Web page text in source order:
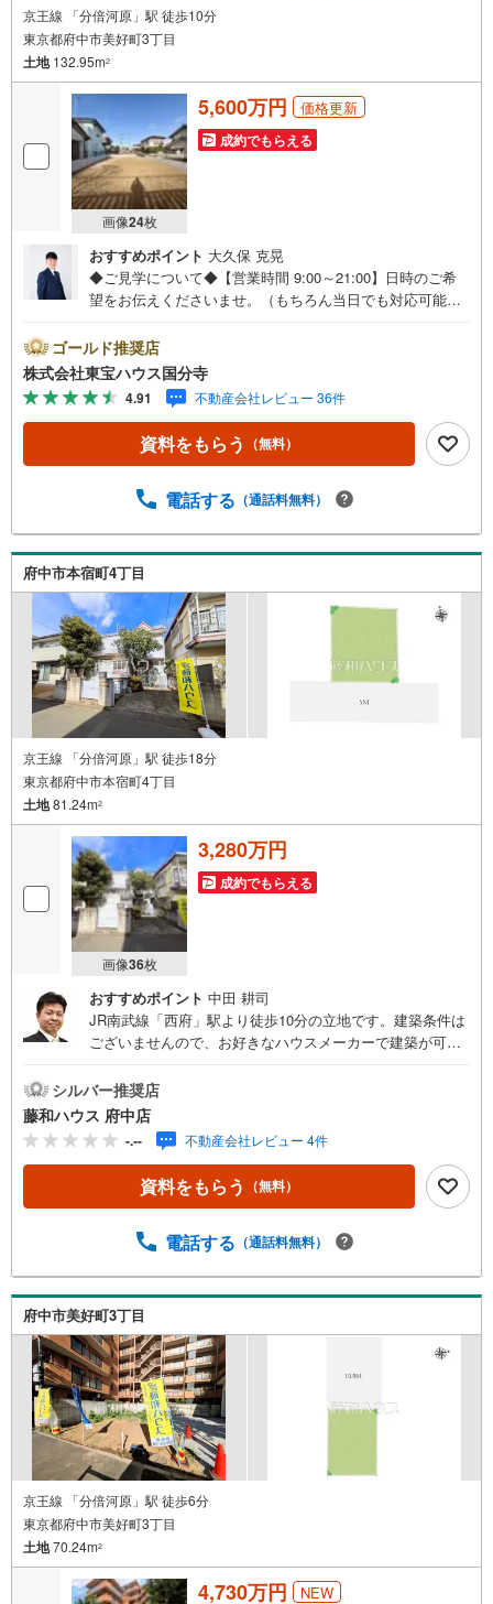
京王線 「分倍河原」駅 徒歩10分
東京都府中市美好町3丁目
土地132.95m2
画像24枚
5,600万円 価格更新
成約でもらえる
おすすめポイント 大久保 克晃
◆ご見学について◆【営業時間 9:00～21:00】日時のご希
望をお伝えくださいませ。（もちろん当日でも対応可能で
のご連絡をおすすめいたします。「室内・現地を見学す
る」ボタンよりご予約いただくと、スムーズにご案内可能
です。事前に鍵の手配や内覧準備が必要な場合がございま
すのでご了承ください。◆TOHO HOUSE CLUB◆弊社で売
買いただいたお客様はTOHO HOUSE CLUBにご加入いただ
けます。10～20、30年後のリフォーム、保険やローンの見
ご提供いたします。◆FPによるライフサポート◆専属ファ
運用・相続など幅広くアドバイスいたします。ご契約前後
を問わず、安心してご利用いただけます。◆安心の環境◆
無料駐車場、キッズスペースを完備し、ご家族でのご来店
も安心です。の体制で皆様の住まい探しをサポートいたし
ます。
ゴールド推奨店
株式会社東宝ハウス国分寺
4.91 不動産会社レビュー 36件
資料をもらう （無料）
電話する （通話料無料）
府中市本宿町4丁目
京王線 「分倍河原」駅 徒歩18分
東京都府中市本宿町4丁目
土地81.24m2
画像36枚
3,280万円
成約でもらえる
おすすめポイント 中田 耕司
JR南武線「西府」駅より徒歩10分の立地です。建築条件は
ございませんので、お好きなハウスメーカーで建築が可能
せください。平日のご案内も可能です。
シルバー推奨店
藤和ハウス 府中店
-.-- 不動産会社レビュー 4件
資料をもらう （無料）
電話する （通話料無料）
府中市美好町3丁目
京王線 「分倍河原」駅 徒歩6分
東京都府中市美好町3丁目
土地70.24m2
4,730万円 NEW